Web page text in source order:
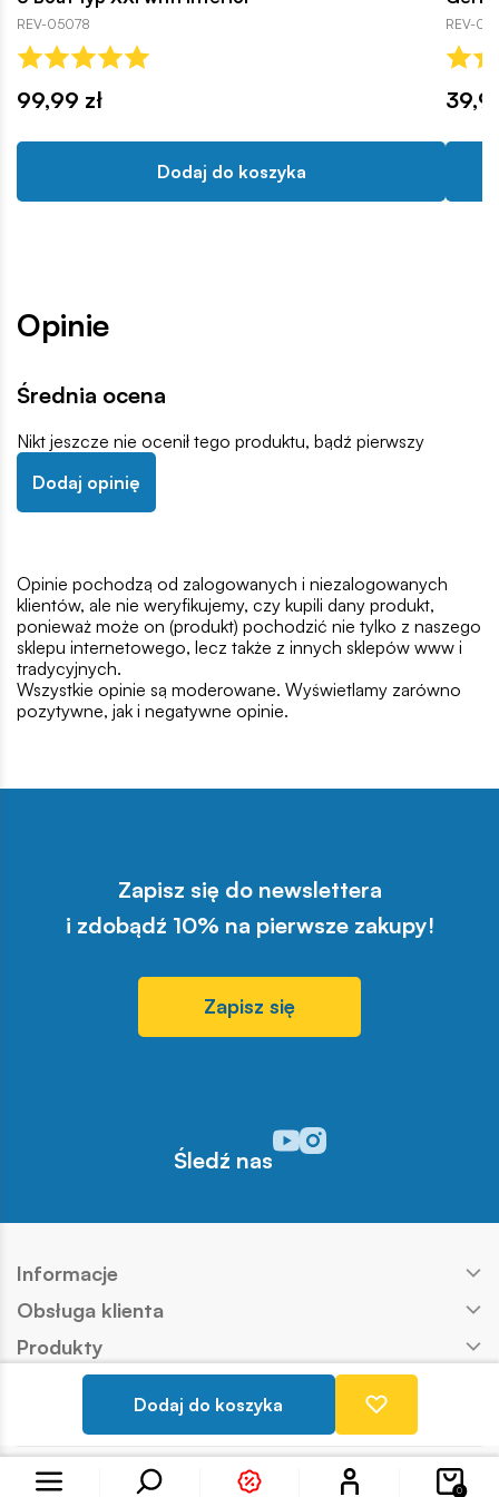
Konto 0
Dodaj do koszyka
REV-05078
99,99 zł
Dodaj do koszyka
REV-
Opinie
Średnia ocena
Nikt jeszcze nie ocenił tego produktu, bądź pierwszy
Dodaj opinię
Opinie pochodzą od zalogowanych i niezalogowanych
klientów, ale nie weryfikujemy, czy kupili dany produkt,
ponieważ może on (produkt) pochodzić nie tylko z naszego
sklepu internetowego, lecz także z innych sklepów www i
tradycyjnych.
Wszystkie opinie są moderowane. Wyświetlamy zarówno
pozytywne, jak i negatywne opinie.
Zapisz się do newslettera
i zdobądź 10% na pierwsze zakupy!
Zapisz się
Śledź nas
Odwiedź nasz profil w
Odwiedź nasz profil w
Informacje
Obsługa klienta
Produkty
Kontakt
Copyright © COBI SA Realizacja: Ideo